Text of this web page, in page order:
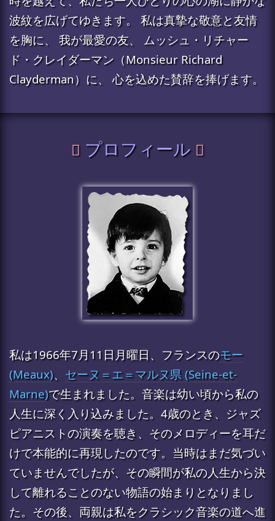
波紋を広げてゆきます。 私は真摯な敬意と友情
を胸に、 我が最愛の友、 ムッシュ・リチャー
ド・クレイダーマン（Monsieur Richard
Clayderman）に、 心を込めた賛辞を捧げます。
プロフィール
私は1966年7月11日月曜日、フランスのモー
(Meaux)、 セーヌ＝エ＝マルヌ県 (Seine-et-
Marne)で生まれました。音楽は幼い頃から私の
人生に深く入り込みました。4歳のとき、ジャズ
ピアニストの演奏を聴き、そのメロディーを耳だ
けで本能的に再現したのです。当時はまだ気づい
ていませんでしたが、その瞬間が私の人生から決
して離れることのない物語の始まりとなりまし
た。その後、両親は私をクラシック音楽の道へ進